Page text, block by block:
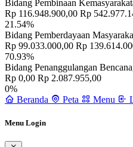
Bidang Pembinaan
Rp 116.948.900,00 Rp
21.54%
Bidang Pemberdayaan
Rp 99.033.000,00 Rp
70.93%
Bidang Penanggulangan
Rp 0,00 Rp 2.087.955,00
0%
Beranda
Peta Menu
Menu Login